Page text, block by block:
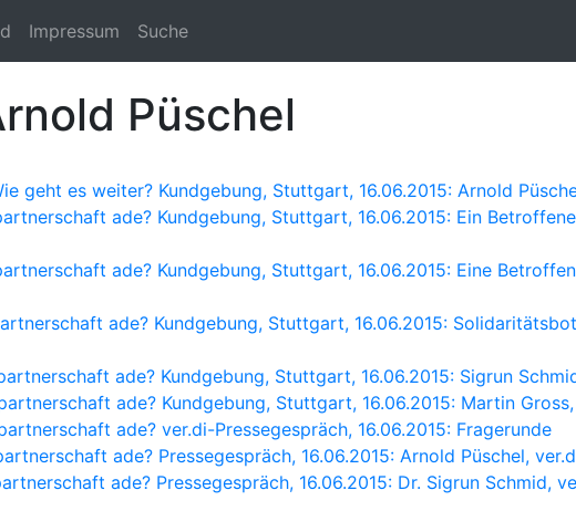
Impressum Suche
Püschel
geht es weiter? Kundgebung, Stuttgart, 16.06.2015: Arnold
ade? Kundgebung, Stuttgart, 16.06.2015: Ein
ade? Kundgebung, Stuttgart, 16.06.2015: Eine
ade? Kundgebung, Stuttgart, 16.06.2015:
ade? Kundgebung, Stuttgart, 16.06.2015: Sigrun
ade? Kundgebung, Stuttgart, 16.06.2015: Martin
ade? ver.di-Pressegespräch, 16.06.2015: Fragerunde
ade? Pressegespräch, 16.06.2015: Arnold Püschel,
ade? Pressegespräch, 16.06.2015: Dr. Sigrun Schmid,